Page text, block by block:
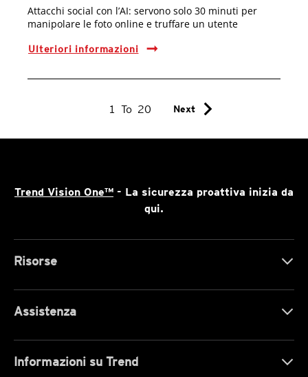
Attacchi social con l’AI: servono solo 30 minuti per
manipolare le foto online e truffare un utente
Ulteriori informazioni
1 To 20 Next chevron_right
Trend Vision One™ - La sicurezza proattiva inizia da
qui.
Risorse
Assistenza
Informazioni su Trend